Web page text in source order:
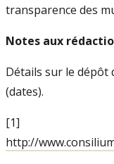
transparence des
Notes aux
Détails sur le dépôt
(dates).
[1]
http://